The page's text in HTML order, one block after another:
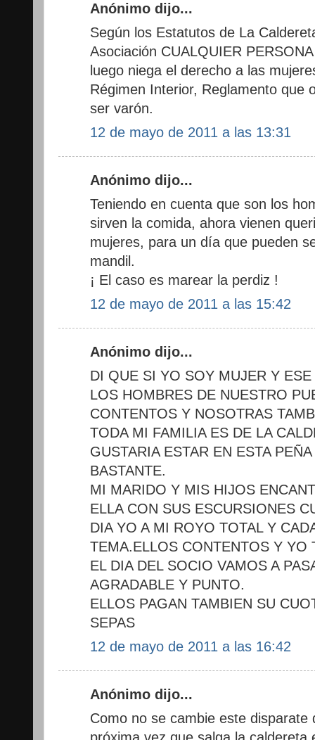
Anónimo dijo...
Según los Estatutos de La
Asociación CUALQUIER
luego niega el derecho a las
Régimen Interior, Reglamento que
ser varón.
12 de mayo de 2011 a las 13:31
Anónimo dijo...
Teniendo en cuenta que son los
sirven la comida, ahora vienen
mujeres, para un día que pueden
mandil.
¡ El caso es marear la perdiz !
12 de mayo de 2011 a las 15:42
Anónimo dijo...
DI QUE SI YO SOY MUJER Y
LOS HOMBRES DE NUESTRO
CONTENTOS Y NOSOTRAS
TODA MI FAMILIA ES DE LA
GUSTARIA ESTAR EN ESTA
BASTANTE.
MI MARIDO Y MIS HIJOS
ELLA CON SUS ESCURSIONES
DIA YO A MI ROYO TOTAL Y
TEMA.ELLOS CONTENTOS Y YO
EL DIA DEL SOCIO VAMOS A
AGRADABLE Y PUNTO.
ELLOS PAGAN TAMBIEN SU
SEPAS
12 de mayo de 2011 a las 16:42
Anónimo dijo...
Como no se cambie este disparate